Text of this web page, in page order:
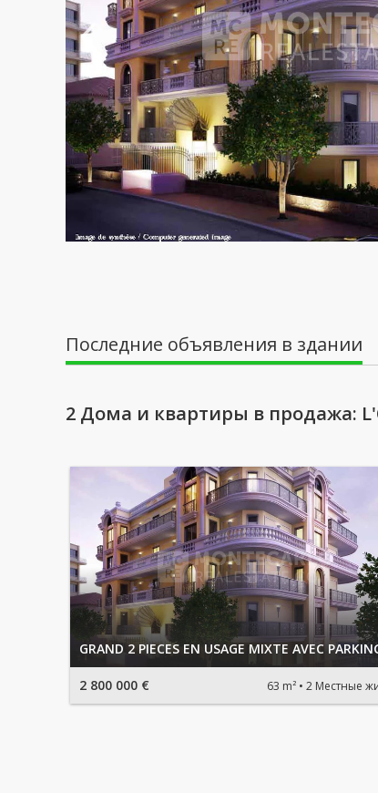
Последние объявления в здании
2 Дома и квартиры в продажа:
GRAND 2 PIECES EN USAGE MIXTE AVEC
2 800 000 € 63 m² 2 Местные